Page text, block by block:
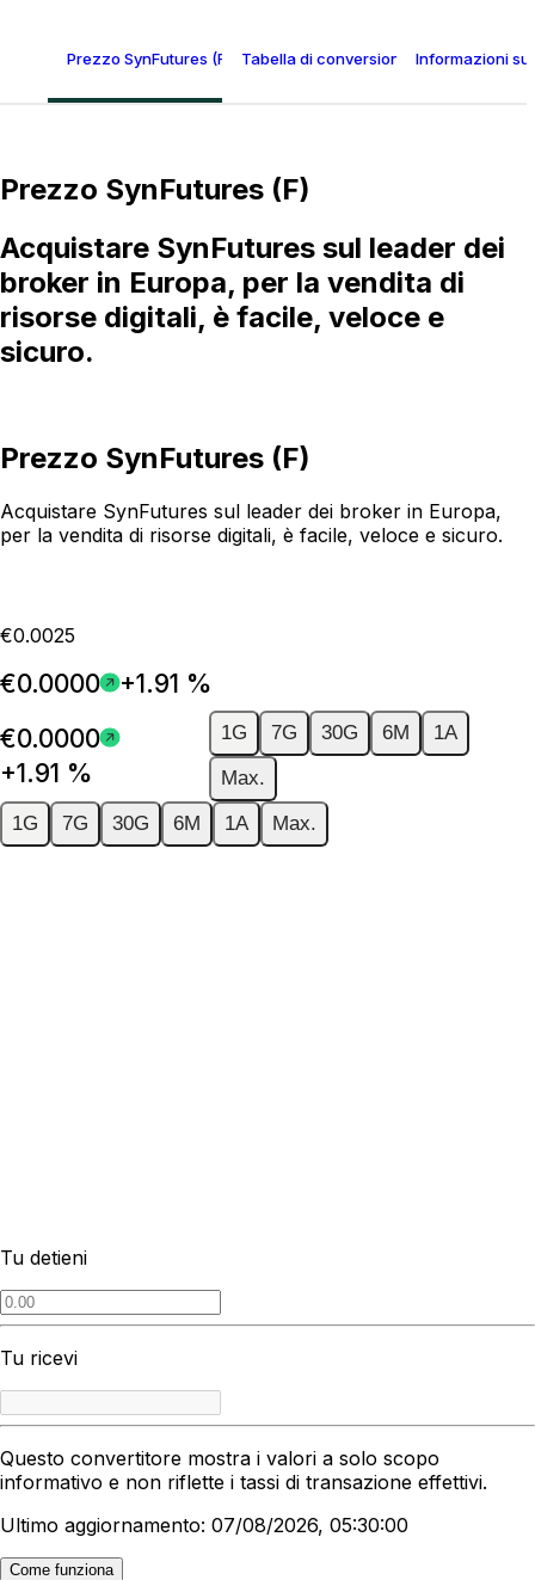
Prezzo SynFutures (F) Tabella di conversione SynFutures
Informazioni su
Prezzo SynFutures (F)
Acquistare SynFutures sul leader dei
broker in Europa, per la vendita di
risorse digitali, è facile, veloce e
sicuro.
Prezzo SynFutures (F)
Acquistare SynFutures sul leader dei broker in Europa,
per la vendita di risorse digitali, è facile, veloce e sicuro.
€0.0025
€0.0000
+1.91 %
€0.0000
+1.91 %
1G 7G 30G 6M
1A
Max.
1G
7G 30G 6M 1A Max.
Tu detieni
Tu ricevi
Questo convertitore mostra i valori a solo scopo
informativo e non riflette i tassi di transazione effettivi.
Ultimo aggiornamento: 07/08/2026, 05:30:00
Come funziona